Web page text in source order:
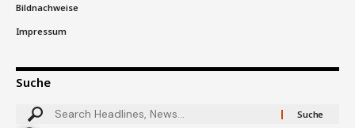
Bildnachweise
Impressum
Suche